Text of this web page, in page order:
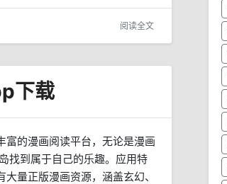
阅读全文
下载
富的漫画阅读平台，无论是漫画
找到属于自己的乐趣。应用特
量正版漫画资源，涵盖玄幻、